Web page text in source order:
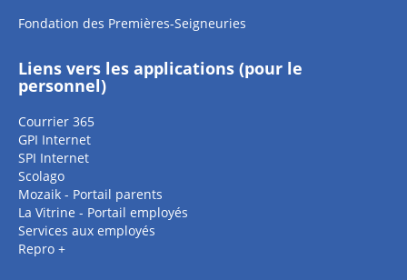
Fondation des Premières-Seigneuries
Liens vers les applications (pour le
personnel)
Courrier 365
GPI Internet
SPI Internet
Scolago
Mozaik - Portail parents
La Vitrine - Portail employés
Services aux employés
Repro +